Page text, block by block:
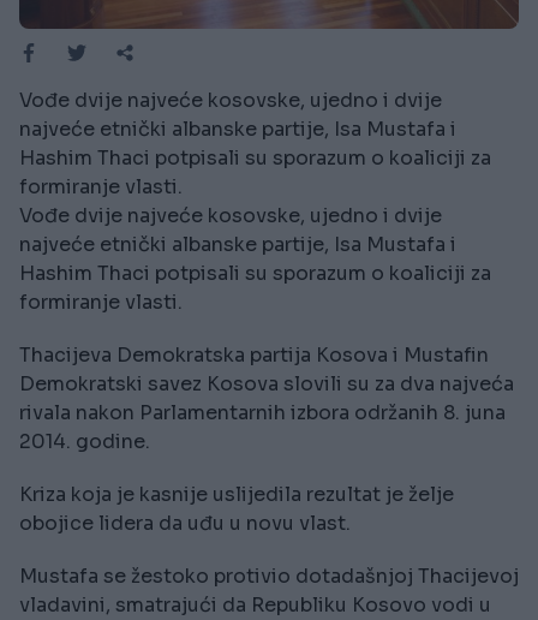
Vođe dvije najveće kosovske, ujedno i dvije
najveće etnički albanske partije, Isa Mustafa i
Hashim Thaci potpisali su sporazum o koaliciji za
formiranje vlasti.
Vođe dvije najveće kosovske, ujedno i dvije
najveće etnički albanske partije, Isa Mustafa i
Hashim Thaci potpisali su sporazum o koaliciji za
formiranje vlasti.
Thacijeva Demokratska partija Kosova i Mustafin
Demokratski savez Kosova slovili su za dva najveća
rivala nakon Parlamentarnih izbora održanih 8. juna
2014. godine.
Kriza koja je kasnije uslijedila rezultat je želje
obojice lidera da uđu u novu vlast.
Mustafa se žestoko protivio dotadašnjoj Thacijevoj
vladavini, smatrajući da Republiku Kosovo vodi u